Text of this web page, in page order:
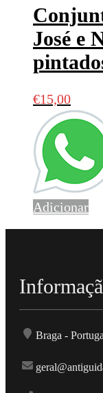
José e
€15,00
Adicionar
Braga -